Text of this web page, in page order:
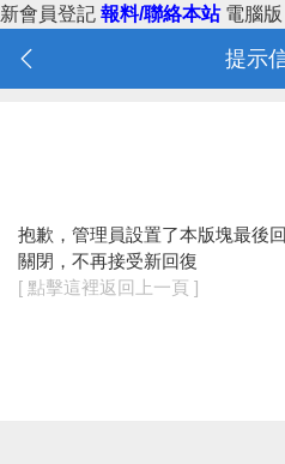
新會員登記 報料/聯絡本站 電腦版
提示
抱歉，管理員設置了本版塊最後
關閉，不再接受新回復
[ 點擊這裡返回上一頁 ]